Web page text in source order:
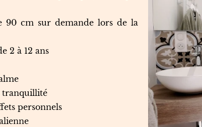
cm sur demande lors de la
2 à 12 ans
tranquillité
personnels